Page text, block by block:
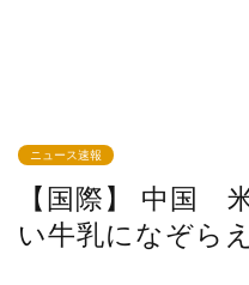
ニュース速報
【国際】 中国
い牛乳になぞら